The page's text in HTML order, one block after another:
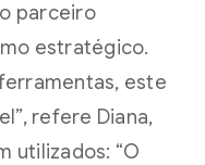
parceiro
estratégico.
este
refere Diana,
utilizados: “O